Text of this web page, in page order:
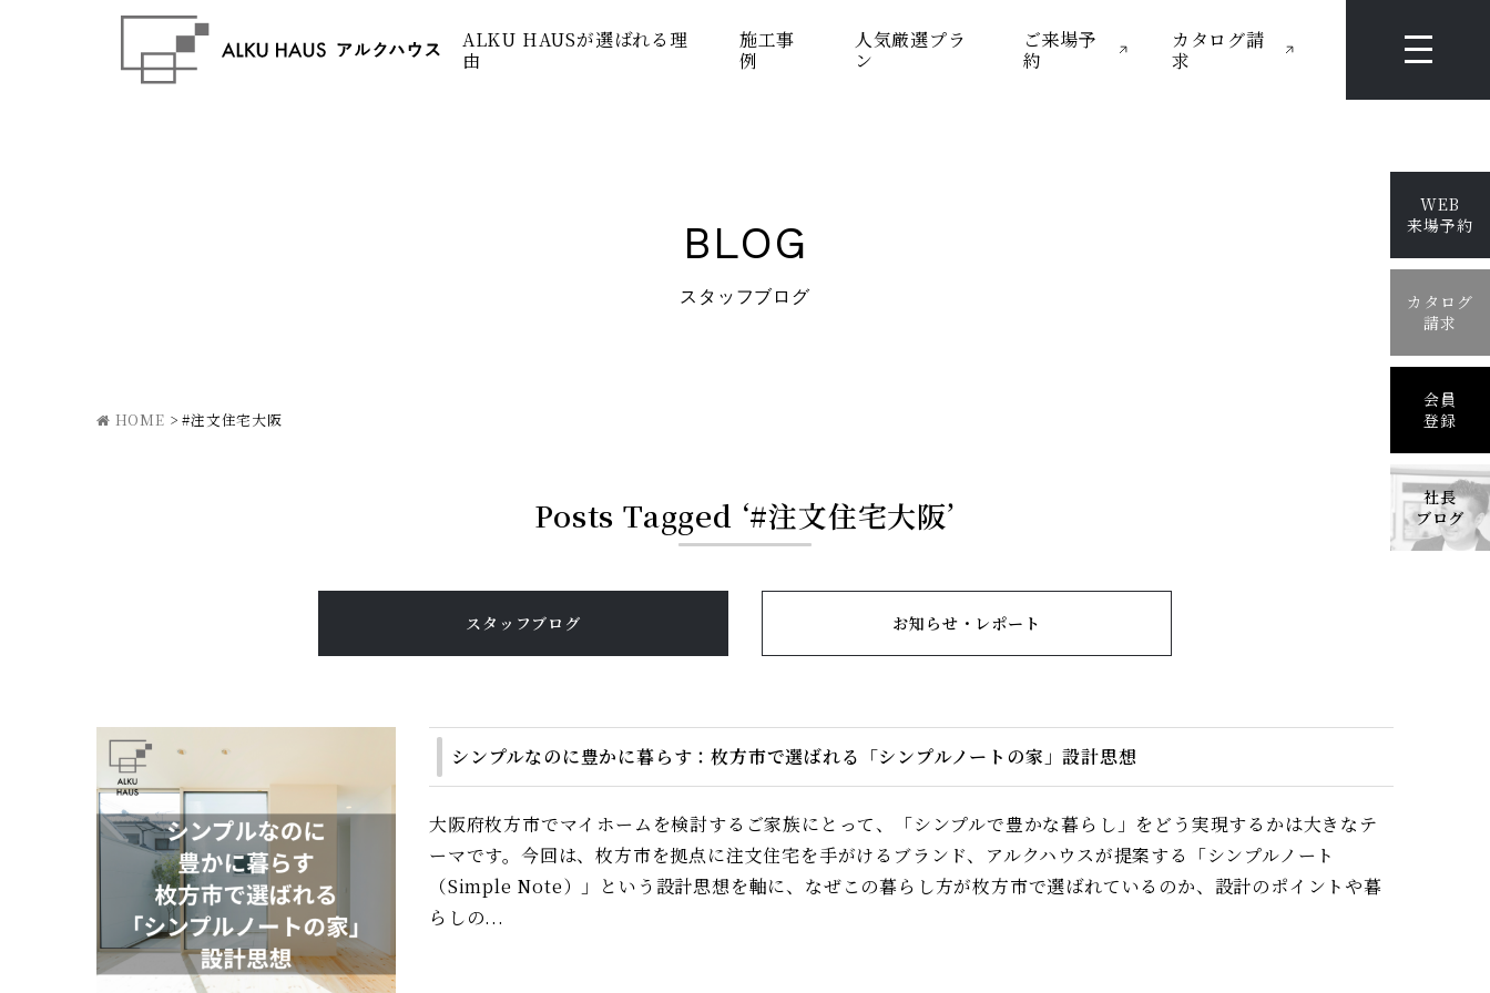
ALKU HAUSが選ばれる理
由
施工事
例
人気厳選プラ
ン
ご来場予
約
カタログ請
求
BLOG
スタッフブログ
HOME >#注文住宅大阪
Posts Tagged ‘#注文住宅大阪’
スタッフブログ お知らせ・レポート
シンプルなのに豊かに暮らす：枚方市で選ばれる「シンプルノートの家」設計思想
大阪府枚方市でマイホームを検討するご家族にとって、「シンプルで豊かな暮らし」をどう実現するかは大きなテ
ーマです。今回は、枚方市を拠点に注文住宅を手がけるブランド、アルクハウスが提案する「シンプルノート
（Simple Note）」という設計思想を軸に、なぜこの暮らし方が枚方市で選ばれているのか、設計のポイントや暮
らしの...
WEB
来場予約
カタログ
請求
会員
登録
社長
ブログ